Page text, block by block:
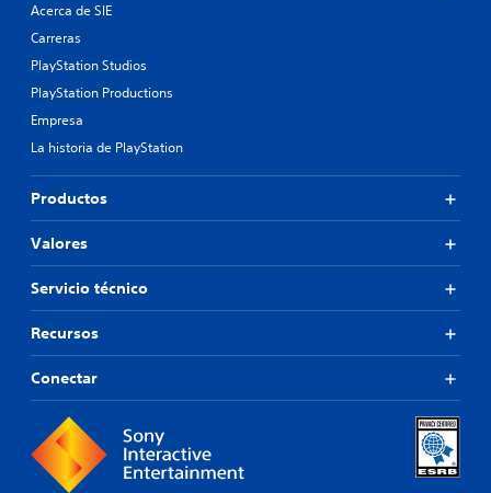
Acerca de SIE
Carreras
PlayStation Studios
PlayStation Productions
Empresa
La historia de PlayStation
Productos
Valores
Servicio técnico
Recursos
Conectar